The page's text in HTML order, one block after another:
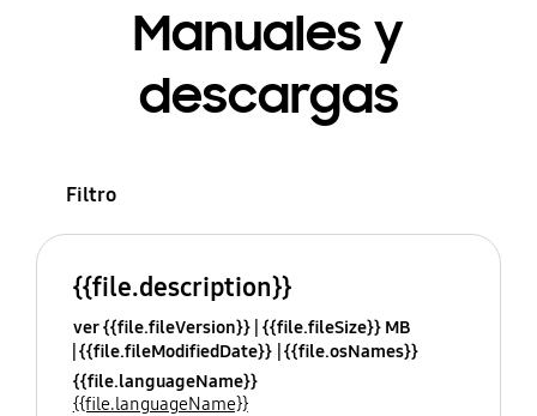
Manuales y
descargas
Filtro
{{file.description}}
ver {{file.fileVersion}} {{file.fileSize}} MB
{{file.fileModifiedDate}} {{file.osNames}}
{{file.languageName}}
{{file.languageName}}